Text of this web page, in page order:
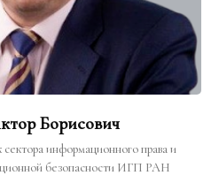
Борисович
сектора информационного права и
безопасности ИГП РАН